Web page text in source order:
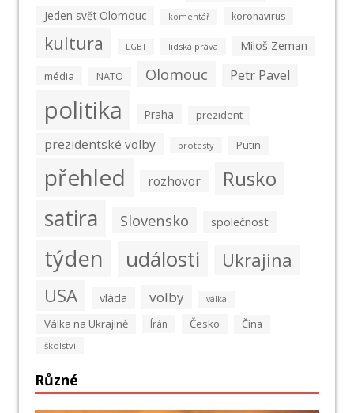
Jeden svět Olomouc komentář koronavirus
kultura LGBT lidská práva Miloš Zeman
média NATO Olomouc Petr Pavel
politika Praha prezident
prezidentské volby protesty Putin
přehled rozhovor Rusko
satira Slovensko společnost
týden události Ukrajina
USA vláda volby válka
Válka na Ukrajině Írán Česko Čína
školství
Různé